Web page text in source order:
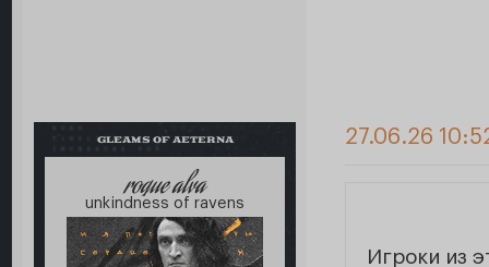
GLEAMS OF AETERNA
roque alva
unkindness of ravens
27.06.26
Игроки из